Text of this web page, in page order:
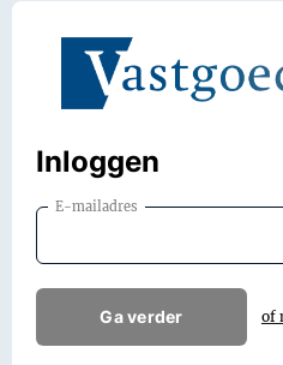
Inloggen
E-mailadres
Ga verder of